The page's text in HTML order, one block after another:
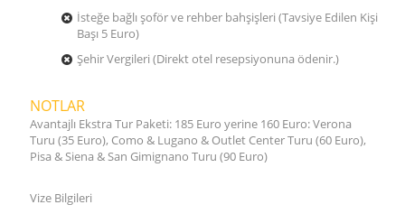
İsteğe bağlı şoför ve rehber bahşişleri (Tavsiye Edilen Kişi
Başı 5 Euro)
Şehir Vergileri (Direkt otel resepsiyonuna ödenir.)
NOTLAR
Avantajlı Ekstra Tur Paketi: 185 Euro yerine 160 Euro: Verona
Turu (35 Euro), Como & Lugano & Outlet Center Turu (60 Euro),
Pisa & Siena & San Gimignano Turu (90 Euro)
Vize Bilgileri